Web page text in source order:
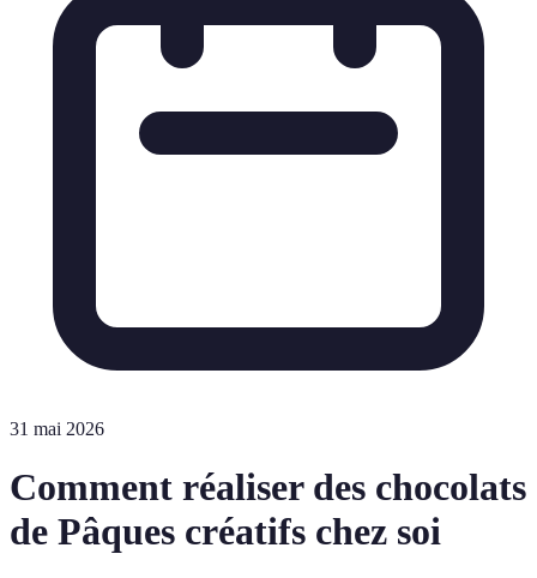
31 mai 2026
Comment réaliser des chocolats
de Pâques créatifs chez soi